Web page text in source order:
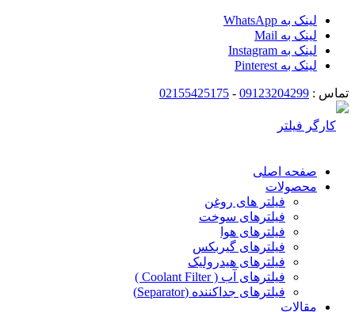
لینک به WhatsApp
لینک به Mail
لینک به Instagram
لینک به Pinterest
تماس : 09123204299
-
02155425175
صفحه اصلی
محصولات
فیلتر های روغن
فیلترهای سوخت
فیلترهای هوا
فیلترهای گیربکس
فیلترهای هیدرولیک
فیلترهای آب ( Coolant Filter )
فیلترهای جداکننده (Separator)
مقالات